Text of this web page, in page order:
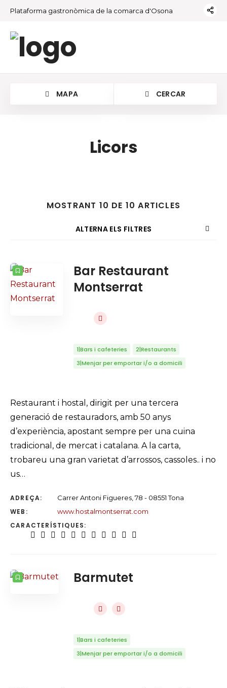
Plataforma gastronòmica de la comarca d'Osona
MAPA CERCAR
Cercar
Licors
MOSTRANT 10 DE 10 ARTICLES
ALTERNA ELS FILTRES
ORDRE
Bar Restaurant
Montserrat
1|Bars i cafeteries
2|Restaurants
3|Menjar per emportar i/o a domicili
Restaurant i hostal, dirigit per una tercera
generació de restauradors, amb 50 anys
d’experiència, apostant sempre per una cuina
tradicional, de mercat i catalana. A la carta,
trobareu una gran varietat d’arrossos, cassoles.. i no
us…
ADREÇA: Carrer Antoni Figueres, 78 - 08551 Tona
WEB: www.hostalmontserrat.com
CARACTERÍSTIQUES:
Barmutet
1|Bars i cafeteries
3|Menjar per emportar i/o a domicili